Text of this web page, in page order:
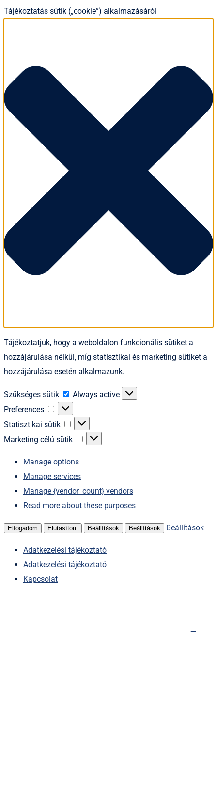
Tájékoztatás sütik („cookie”) alkalmazásáról
Tájékoztatjuk, hogy a weboldalon funkcionális sütiket a
hozzájárulása nélkül, míg statisztikai és marketing sütiket a
hozzájárulása esetén alkalmazunk.
Szükséges sütik
Szükséges
Always active
Preferences
Preferences
Statisztikai sütik
Statisztikai
sütik
Marketing célú sütik
Marketing
Manage options
Manage services
Manage {vendor_count} vendors
Read more about these purposes
Elfogadom Elutasítom Beállítások Beállítások Beállítások
Adatkezelési tájékoztató
Adatkezelési tájékoztató
Kapcsolat